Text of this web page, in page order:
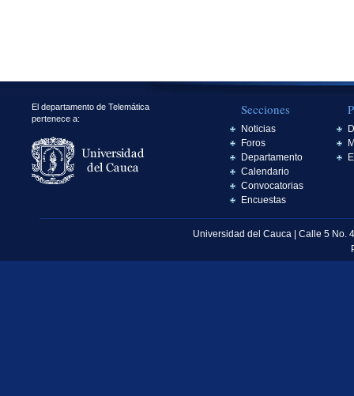
El departamento de Telemática
pertenece a:
Secciones
Noticias
Foros
Departamento
Calendario
Convocatorias
Encuestas
Universidad del Cauca | Calle 5 No.